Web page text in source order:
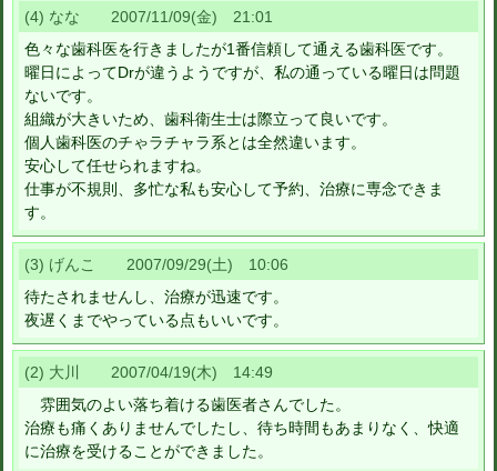
(4) なな 2007/11/09(金) 21:01
色々な歯科医を行きましたが1番信頼して通える歯科医です。
曜日によってDrが違うようですが、私の通っている曜日は問題
ないです。
組織が大きいため、歯科衛生士は際立って良いです。
個人歯科医のチゃラチャラ系とは全然違います。
安心して任せられますね。
仕事が不規則、多忙な私も安心して予約、治療に専念できま
す。
(3) げんこ 2007/09/29(土) 10:06
待たされませんし、治療が迅速です。
夜遅くまでやっている点もいいです。
(2) 大川 2007/04/19(木) 14:49
雰囲気のよい落ち着ける歯医者さんでした。
治療も痛くありませんでしたし、待ち時間もあまりなく、快適
に治療を受けることができました。